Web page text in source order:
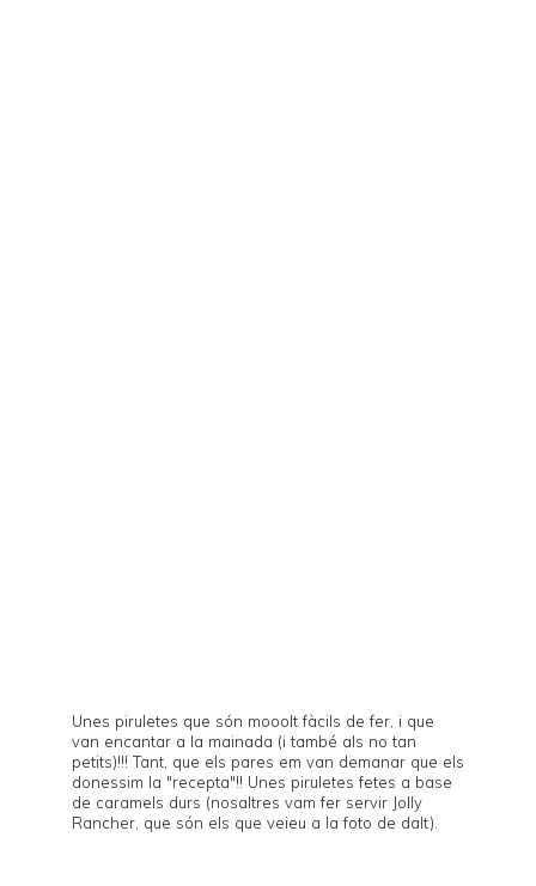
Unes piruletes que són mooolt fàcils de fer, i que
van encantar a la mainada (i també als no tan
petits)!!! Tant, que els pares em van demanar que els
donessim la "recepta"!! Unes piruletes fetes a base
de caramels durs (nosaltres vam fer servir Jolly
Rancher , que són els que veieu a la foto de dalt).